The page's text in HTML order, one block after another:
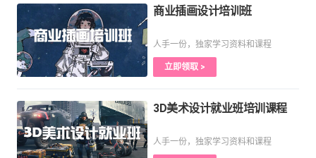
商业插画设计培训班
人手一份，独家学习资料和课程
立即领取 >
3D美术设计就业班培训课程
人手一份，独家学习资料和课程